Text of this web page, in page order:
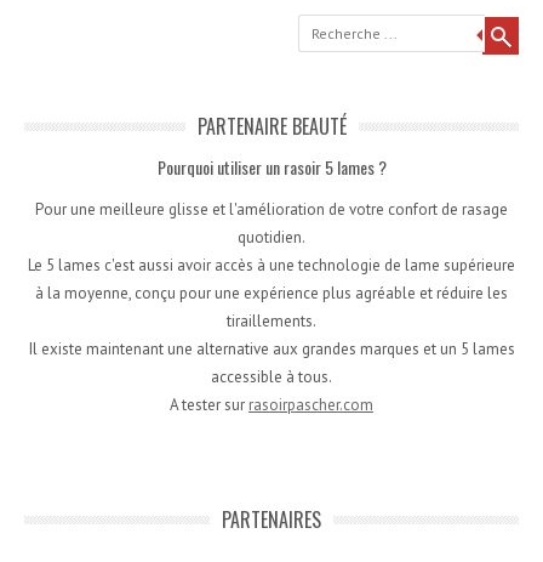
Recherche
PARTENAIRE BEAUTÉ
Pourquoi utiliser un rasoir 5 lames ?
Pour une meilleure glisse et l'amélioration de votre confort de rasage
quotidien.
Le 5 lames c'est aussi avoir accès à une technologie de lame supérieure
à la moyenne, conçu pour une expérience plus agréable et réduire les
tiraillements.
Il existe maintenant une alternative aux grandes marques et un 5 lames
accessible à tous.
A tester sur rasoirpascher.com
PARTENAIRES